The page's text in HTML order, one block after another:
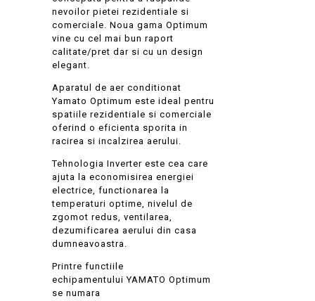
nevoilor pietei rezidentiale si
comerciale. Noua gama Optimum
vine cu cel mai bun raport
calitate/pret dar si cu un design
elegant.
Aparatul de aer conditionat
Yamato Optimum este ideal pentru
spatiile rezidentiale si comerciale
oferind o eficienta sporita in
racirea si incalzirea aerului.
Tehnologia Inverter este cea care
ajuta la economisirea energiei
electrice, functionarea la
temperaturi optime, nivelul de
zgomot redus, ventilarea,
dezumificarea aerului din casa
dumneavoastra.
Printre functiile
echipamentului YAMATO Optimum
se numara